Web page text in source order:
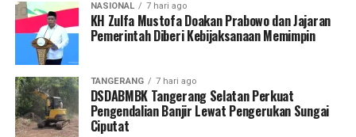
NASIONAL 7 hari ago
KH Zulfa Mustofa Doakan Prabowo dan Jajaran
Pemerintah Diberi Kebijaksanaan Memimpin
TANGERANG 7 hari ago
DSDABMBK Tangerang Selatan Perkuat
Pengendalian Banjir Lewat Pengerukan Sungai
Ciputat